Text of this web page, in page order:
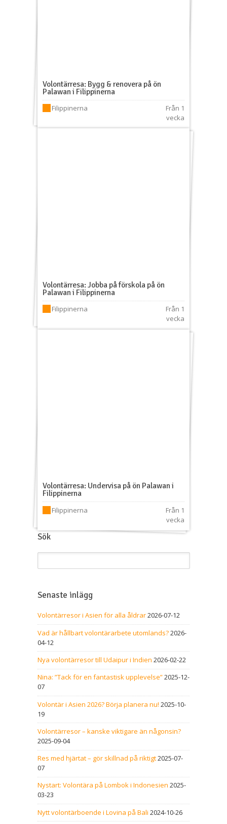
Volontärresa: Bygg & renovera på ön
Palawan i Filippinerna
Filippinerna
Från 1
vecka
Volontärresa: Jobba på förskola på ön
Palawan i Filippinerna
Filippinerna
Från 1
vecka
Volontärresa: Undervisa på ön Palawan i
Filippinerna
Filippinerna
Från 1
vecka
Sök
Senaste inlägg
Volontärresor i Asien för alla åldrar2026-07-12
Vad är hållbart volontärarbete utomlands?2026-
04-12
Nya volontärresor till Udaipur i Indien 2026-02-22
Nina: ”Tack för en fantastisk upplevelse”2025-12-
07
Volontär i Asien 2026? Börja planera nu! 2025-10-
19
Volontärresor – kanske viktigare än någonsin?
2025-09-04
Res med hjärtat – gör skillnad på riktigt2025-07-
07
Nystart: Volontära på Lombok i Indonesien 2025-
03-23
Nytt volontärboende i Lovina på Bali 2024-10-26